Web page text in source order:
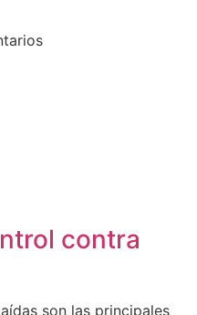
contra
son las principales